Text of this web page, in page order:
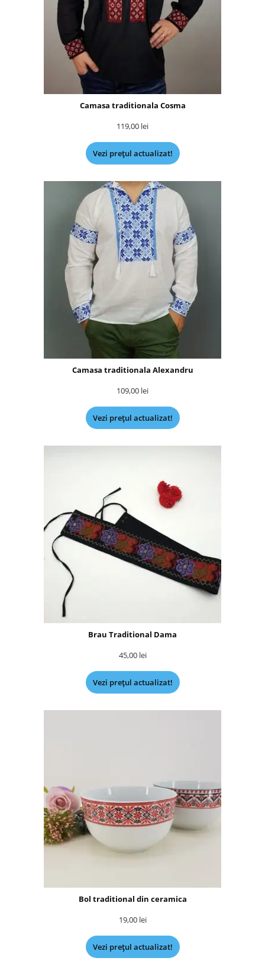
Camasa traditionala Cosma
119,00 lei
Vezi prețul actualizat!
Camasa traditionala Alexandru
109,00 lei
Vezi prețul actualizat!
Brau Traditional Dama
45,00 lei
Vezi prețul actualizat!
Bol traditional din ceramica
19,00 lei
Vezi prețul actualizat!